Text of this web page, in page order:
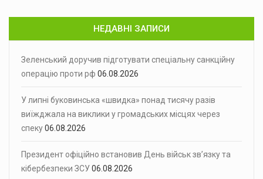
НЕДАВНІ ЗАПИСИ
Зеленський доручив підготувати спеціальну санкційну
операцію проти рф 06.08.2026
У липні буковинська «швидка» понад тисячу разів
виїжджала на виклики у громадських місцях через
спеку06.08.2026
Президент офіційно встановив День військ зв’язку та
кібербезпеки ЗСУ06.08.2026